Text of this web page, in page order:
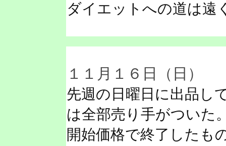
ダイエットへの道は遠
１１月１６日（日）
先週の日曜日に出品し
は全部売り手がついた
開始価格で終了したも